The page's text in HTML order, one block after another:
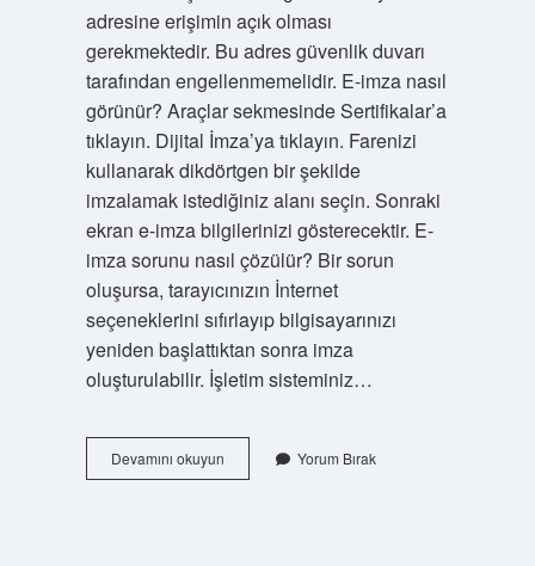
adresine erişimin açık olması
gerekmektedir. Bu adres güvenlik duvarı
tarafından engellenmemelidir. E-imza nasıl
görünür? Araçlar sekmesinde Sertifikalar’a
tıklayın. Dijital İmza’ya tıklayın. Farenizi
kullanarak dikdörtgen bir şekilde
imzalamak istediğiniz alanı seçin. Sonraki
ekran e-imza bilgilerinizi gösterecektir. E-
imza sorunu nasıl çözülür? Bir sorun
oluşursa, tarayıcınızın İnternet
seçeneklerini sıfırlayıp bilgisayarınızı
yeniden başlattıktan sonra imza
oluşturulabilir. İşletim sisteminiz…
Devamını okuyunBilgisayar
E
Yorum Bırak